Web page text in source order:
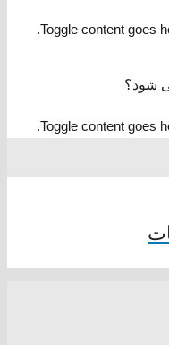
Toggle content goes
شود؟
Toggle content goes